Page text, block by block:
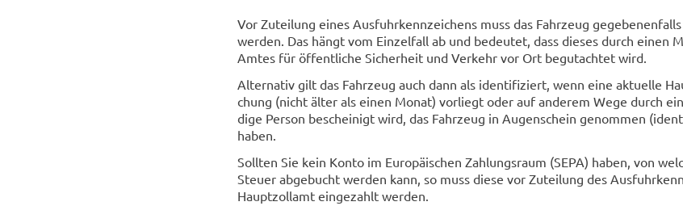
Vor Zu­tei­lung eines Aus­fuhr­kenn­zei­chens muss das Fahr­zeug
wer­den. Das hängt vom Ein­zel­fall ab und be­deu­tet, dass die­ses durch einen
Amtes für öf­fent­li­che Si­cher­heit und Ver­kehr vor Ort be­gut­ach­tet wird.
Al­ter­na­tiv gilt das Fahr­zeug auch dann als iden­ti­fi­ziert, wenn eine ak­tu­el­le
chung (nicht älter als einen Monat) vor­liegt oder auf an­de­rem Wege durch
di­ge Per­son be­schei­nigt wird, das Fahr­zeug in Au­gen­schein ge­nom­men
haben.
Soll­ten Sie kein Konto im Eu­ro­päi­schen Zah­lungs­raum (SEPA) haben, von
Steuer ab­ge­bucht wer­den kann, so muss diese vor Zu­tei­lung des
Haupt­zoll­amt ein­ge­zahlt wer­den.